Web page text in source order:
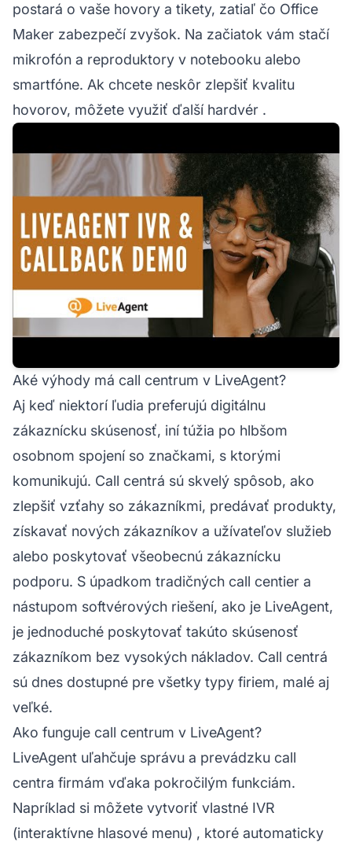
postará o vaše hovory a tikety, zatiaľ čo Office
Maker zabezpečí zvyšok. Na začiatok vám stačí
mikrofón a reproduktory v notebooku alebo
smartfóne. Ak chcete neskôr zlepšiť kvalitu
hovorov, môžete využiť ďalší hardvér .
Aké výhody má call centrum v LiveAgent?
Aj keď niektorí ľudia preferujú digitálnu
zákaznícku skúsenosť, iní túžia po hlbšom
osobnom spojeníso značkami, s ktorými
komunikujú. Call centrá sú skvelý spôsob, ako
zlepšiť vzťahy so zákazníkmi, predávať produkty,
získavať nových zákazníkov a užívateľov služieb
alebo poskytovať všeobecnú zákaznícku
podporu. S úpadkom tradičných call centier a
nástupom softvérových riešení, ako je LiveAgent,
je jednoduché poskytovať takúto skúsenosť
zákazníkom bez vysokých nákladov. Call centrá
sú dnes dostupné pre všetky typy firiem, malé aj
veľké.
Ako funguje call centrum v LiveAgent?
LiveAgent uľahčuje správu a prevádzku call
centra firmám vďaka pokročilým funkciám.
Napríklad si môžete vytvoriť vlastné IVR
(interaktívne hlasové menu) , ktoré automaticky